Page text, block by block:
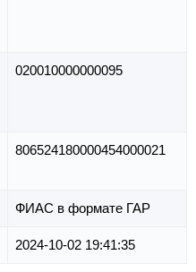
020010000000095
806524180000454000021
ФИАС в формате ГАР
2024-10-02 19:41:35